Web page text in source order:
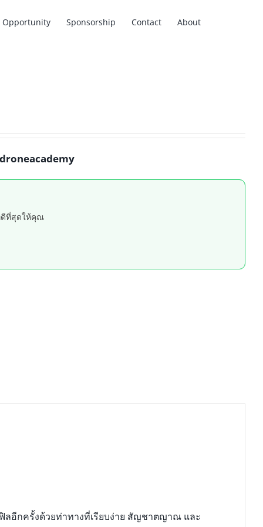
Opportunity Sponsorship Contact About
ดีที่สุดให้คุณ
ลอีกครั้งด้วยท่าทางที่เรียบง่าย สัญชาตญาณ และ